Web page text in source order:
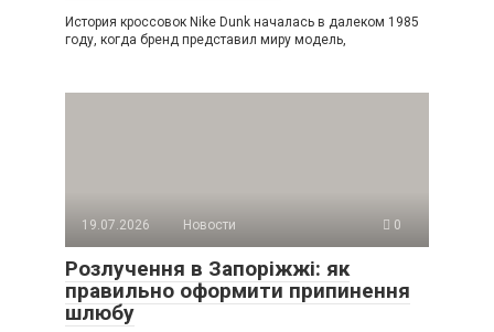
История кроссовок Nike Dunk началась в далеком 1985
году, когда бренд представил миру модель,
19.07.2026 Новости 0
Розлучення в Запоріжжі: як
правильно оформити припинення
шлюбу